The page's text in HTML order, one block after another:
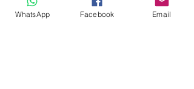
Empaque en bolsa plástica
transparente
WhatsApp Facebook Email